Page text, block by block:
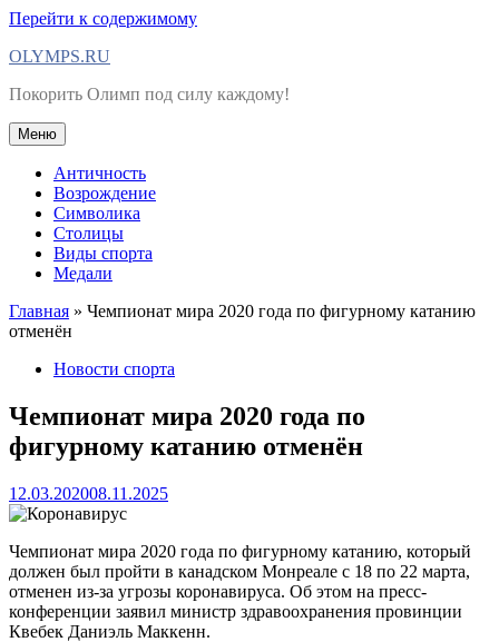
Перейти к содержимому
OLYMPS.RU
Покорить Олимп под силу каждому!
Меню
Античность
Возрождение
Символика
Столицы
Виды спорта
Медали
Главная » Чемпионат мира 2020 года по фигурному катанию
отменён
Новости спорта
Чемпионат мира 2020 года по
фигурному катанию отменён
12.03.202008.11.2025
Чемпионат мира 2020 года по фигурному катанию, который
должен был пройти в канадском Монреале с 18 по 22 марта,
отменен из-за угрозы коронавируса. Об этом на пресс-
конференции заявил министр здравоохранения провинции
Квебек Даниэль Маккенн.